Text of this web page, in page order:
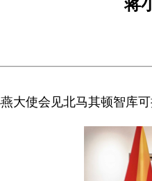
蒋
燕大使会见北马其顿智库